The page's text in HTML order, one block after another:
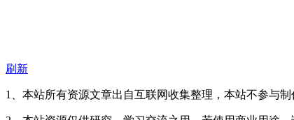
刷新
1、本站所有资源文章出自互联网收集整理，本站不参与